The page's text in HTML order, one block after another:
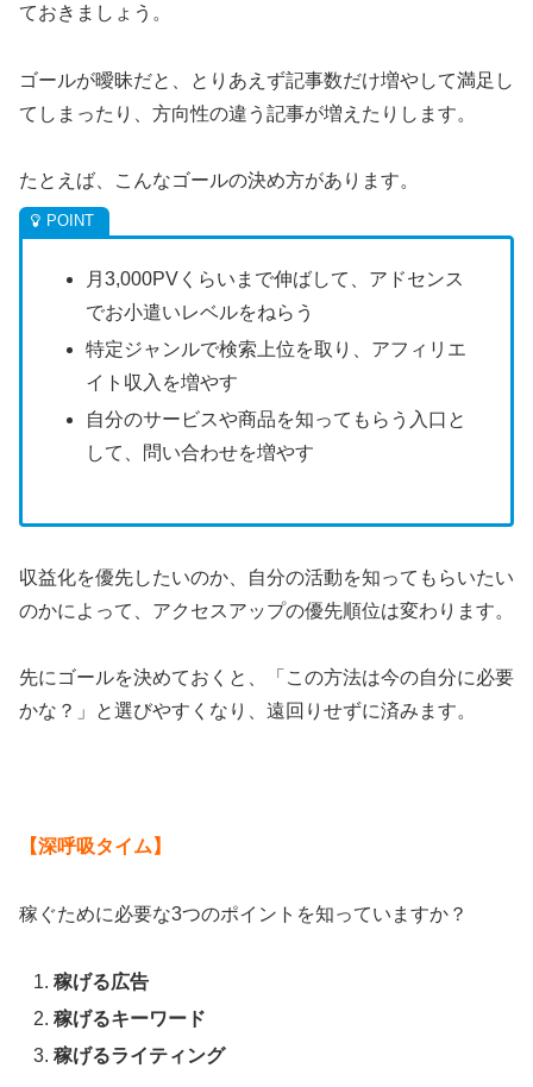
ておきましょう。
ゴールが曖昧だと、とりあえず記事数だけ増やして満足し
てしまったり、方向性の違う記事が増えたりします。
たとえば、こんなゴールの決め方があります。
月3,000PVくらいまで伸ばして、アドセンス
でお小遣いレベルをねらう
特定ジャンルで検索上位を取り、アフィリエ
イト収入を増やす
自分のサービスや商品を知ってもらう入口と
して、問い合わせを増やす
収益化を優先したいのか、自分の活動を知ってもらいたい
のかによって、アクセスアップの優先順位は変わります。
先にゴールを決めておくと、「この方法は今の自分に必要
かな？」と選びやすくなり、遠回りせずに済みます。
【深呼吸タイム】
稼ぐために必要な3つのポイントを知っていますか？
稼げる広告
稼げるキーワード
稼げるライティング